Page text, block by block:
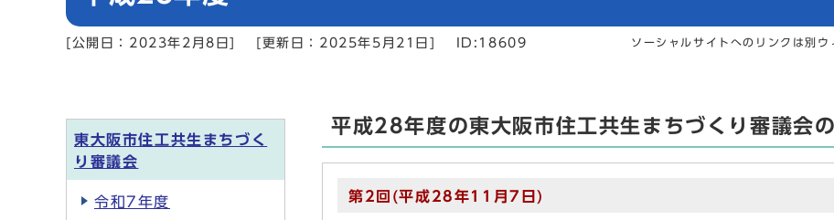
[公開日：2023年2月8日] [更新日：2025年5月21日] ID:18609 ソーシャルサイトへのリンクは別ウ
平成28年度の東大阪市住工共生まちづくり審議会
第2回(平成28年11月7日)
東大阪市住工共生まちづく
り審議会
令和7年度